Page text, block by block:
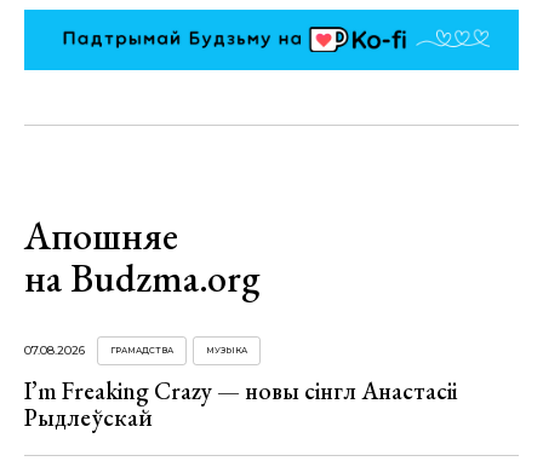
Апошняе
на Budzma.org
07.08.2026 ГРАМАДСТВА МУЗЫКА
I’m Freaking Crazy — новы сінгл Анастасіі
Рыдлеўскай